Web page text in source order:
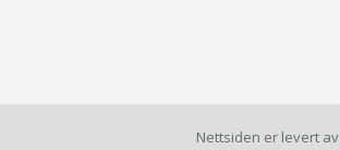
Nettsiden er levert av